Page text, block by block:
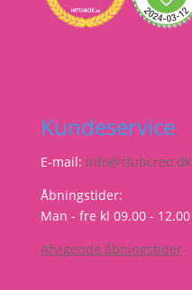
Kundeservice
E-mail: info@clubcreo.dk
Åbningstider:
Man - fre kl 09.00 - 12.00
Afvigende åbningstider